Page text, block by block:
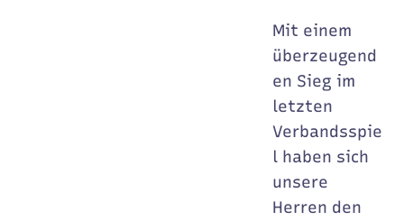
Mit einem
überzeugend
en Sieg im
letzten
Verbandsspie
l haben sich
unsere
Herren den